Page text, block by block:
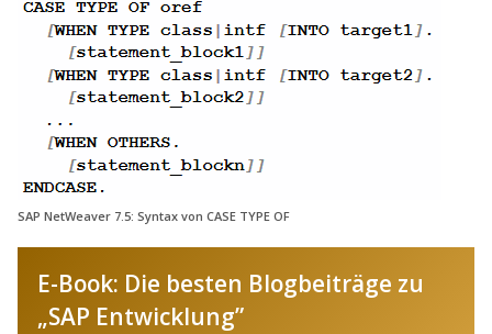
SAP NetWeaver 7.5: Syntax von CASE TYPE OF
E-Book: Die besten Blogbeiträge zu
„SAP Entwicklung”